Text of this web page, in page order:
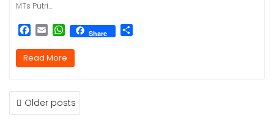
MTs Putri…
c
e
o
o
k
a
i
W
h
a
t
A
p
p
Share
Read More
Older posts